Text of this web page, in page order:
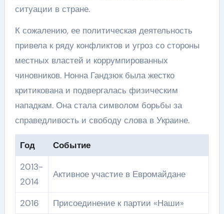
ситуации в стране.
К сожалению, ее политическая деятельность
привела к ряду конфликтов и угроз со стороны
местных властей и коррумпированных
чиновников. Нонна Гандзюк была жестко
критикована и подвергалась физическим
нападкам. Она стала символом борьбы за
справедливость и свободу слова в Украине.
Год
Событие
2013-
2014
Активное участие в Евромайдане
2016 Присоединение к партии «Наши»